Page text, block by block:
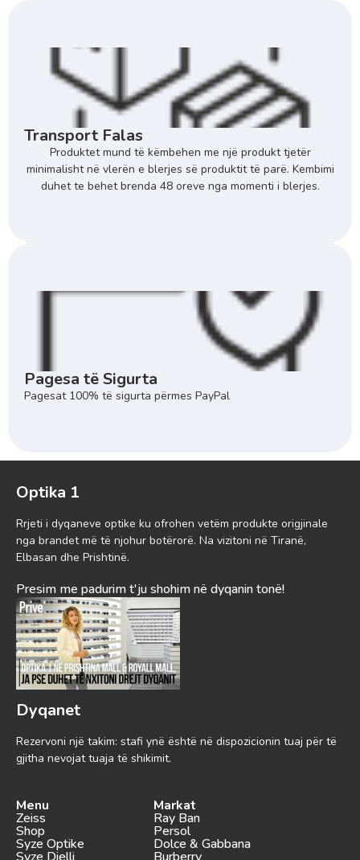
Transport Falas
Produktet mund të këmbehen me një produkt tjetër
minimalisht në vlerën e blerjes së produktit të parë. Kembimi
duhet te behet brenda 48 oreve nga momenti i blerjes.
Pagesa të Sigurta
Pagesat 100% të sigurta përmes PayPal
Optika 1
Rrjeti i dyqaneve optike ku ofrohen vetëm produkte origjinale
nga brandet më të njohur botërorë. Na vizitoni në Tiranë,
Elbasan dhe Prishtinë.
Presim me padurim t'ju shohim në dyqanin tonë!
Dyqanet
Rezervoni një takim: stafi ynë është në dispozicionin tuaj për të
gjitha nevojat tuaja të shikimit.
Menu
Zeiss
Shop
Syze Optike
Markat
Ray Ban
Persol
Dolce & Gabbana